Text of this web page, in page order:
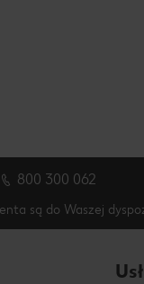
800 300 062
są do Waszej